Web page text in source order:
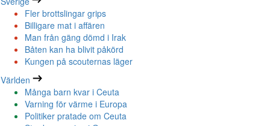
Fler brottslingar grips
Billigare mat i affären
Man från gäng dömd i Irak
Båten kan ha blivit påkörd
Kungen på scouternas läger
Världen
Många barn kvar i Ceuta
Varning för värme i Europa
Politiker pratade om Ceuta